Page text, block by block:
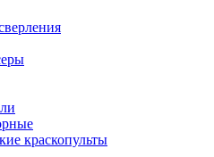
краскопульты